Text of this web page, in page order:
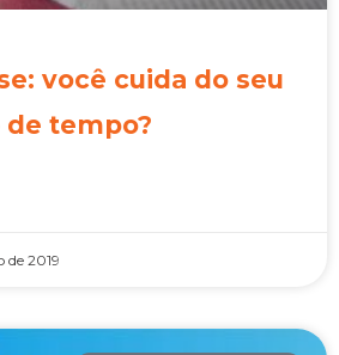
você cuida do seu
tempo?
de 2019